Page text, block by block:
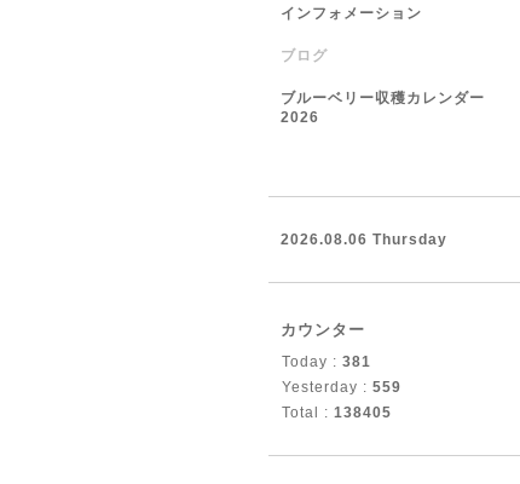
インフォメーション
ブログ
ブルーベリー収穫カレンダー
2026
2026.08.06 Thursday
カウンター
Today : 381
Yesterday : 559
Total : 138405